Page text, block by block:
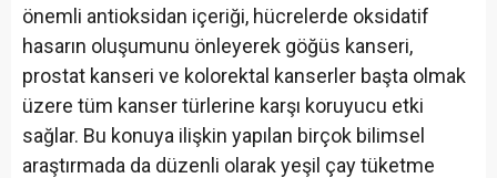
önemli antioksidan içeriği, hücrelerde oksidatif
hasarın oluşumunu önleyerek göğüs kanseri,
prostat kanseri ve kolorektal kanserler başta olmak
üzere tüm kanser türlerine karşı koruyucu etki
sağlar. Bu konuya ilişkin yapılan birçok bilimsel
araştırmada da düzenli olarak yeşil çay tüketme